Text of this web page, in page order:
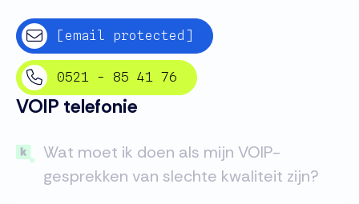
[email protected]
0521 - 85 41 76
VOIP telefonie
Wat moet ik doen als mijn VOIP-
gesprekken van slechte kwaliteit zijn?